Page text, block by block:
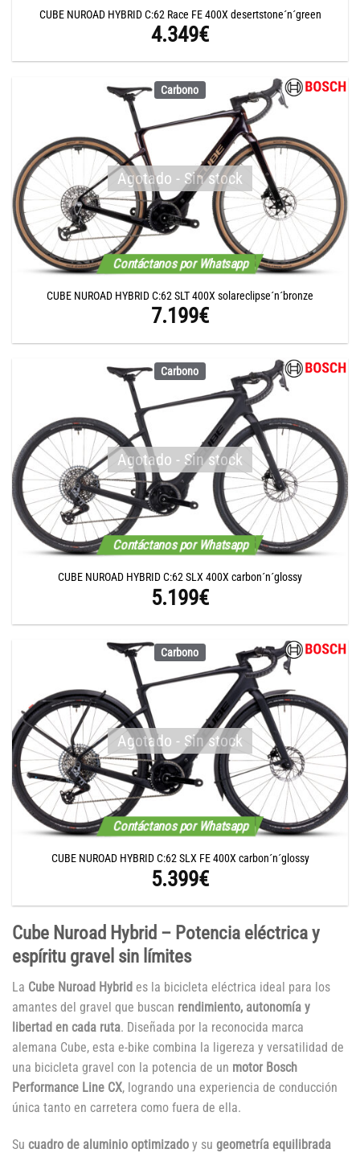
CUBE NUROAD HYBRID C:62 Race FE 400X desertstone´n´green
4.349€
Carbono
Contáctanos por Whatsapp
Agotado - Sin stock
CUBE NUROAD HYBRID C:62 SLT 400X solareclipse´n´bronze
7.199€
Carbono
Contáctanos por Whatsapp
Agotado - Sin stock
CUBE NUROAD HYBRID C:62 SLX 400X carbon´n´glossy
5.199€
Carbono
Contáctanos por Whatsapp
Agotado - Sin stock
CUBE NUROAD HYBRID C:62 SLX FE 400X carbon´n´glossy
5.399€
Cube Nuroad Hybrid – Potencia eléctrica y
espíritu gravel sin límites
La Cube Nuroad Hybrid es la bicicleta eléctrica ideal para los
amantes del gravel que buscan rendimiento, autonomía y
libertad en cada ruta. Diseñada por la reconocida marca
alemana Cube, esta e-bike combina la ligereza y versatilidad de
una bicicleta gravel con la potencia de un motor Bosch
Performance Line CX, logrando una experiencia de conducción
única tanto en carretera como fuera de ella.
Su cuadro de aluminio optimizado y su geometría equilibrada